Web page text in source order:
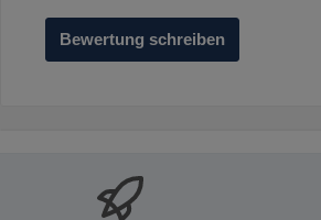
Bewertung schreiben